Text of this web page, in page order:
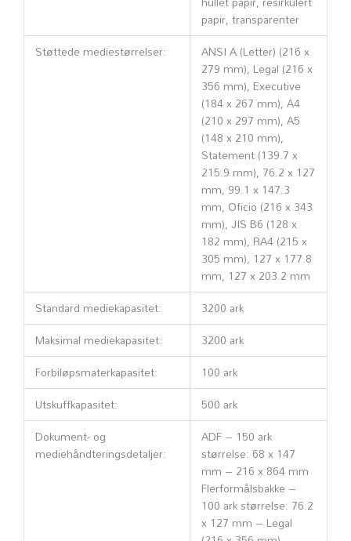
papir, transparenter
Støttede mediestørrelser:
ANSI A (Letter) (216 x
279 mm), Legal (216 x
356 mm), Executive
(184 x 267 mm), A4
(210 x 297 mm), A5
(148 x 210 mm),
Statement (139.7 x
215.9 mm), 76.2 x 127
mm, 99.1 x 147.3
mm, Oficio (216 x 343
mm), JIS B6 (128 x
182 mm), RA4 (215 x
305 mm), 127 x 177.8
mm, 127 x 203.2 mm
Standard mediekapasitet:
3200 ark
Maksimal mediekapasitet:
3200 ark
Forbiløpsmaterkapasitet:
100 ark
Utskuffkapasitet:
500 ark
Dokument- og
mediehåndteringsdetaljer:
ADF – 150 ark
størrelse: 68 x 147
mm – 216 x 864 mm
Flerformålsbakke –
100 ark størrelse: 76.2
x 127 mm – Legal